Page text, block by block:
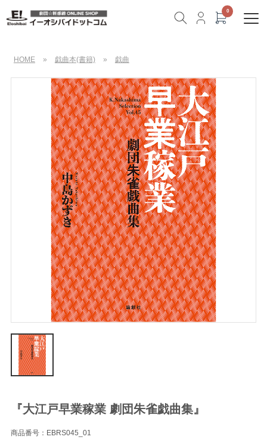
HOME » 戯曲本(書籍) » 戯曲
『大江戸早業稼業 劇団朱雀戯曲集』
商品番号：EBRS045_01